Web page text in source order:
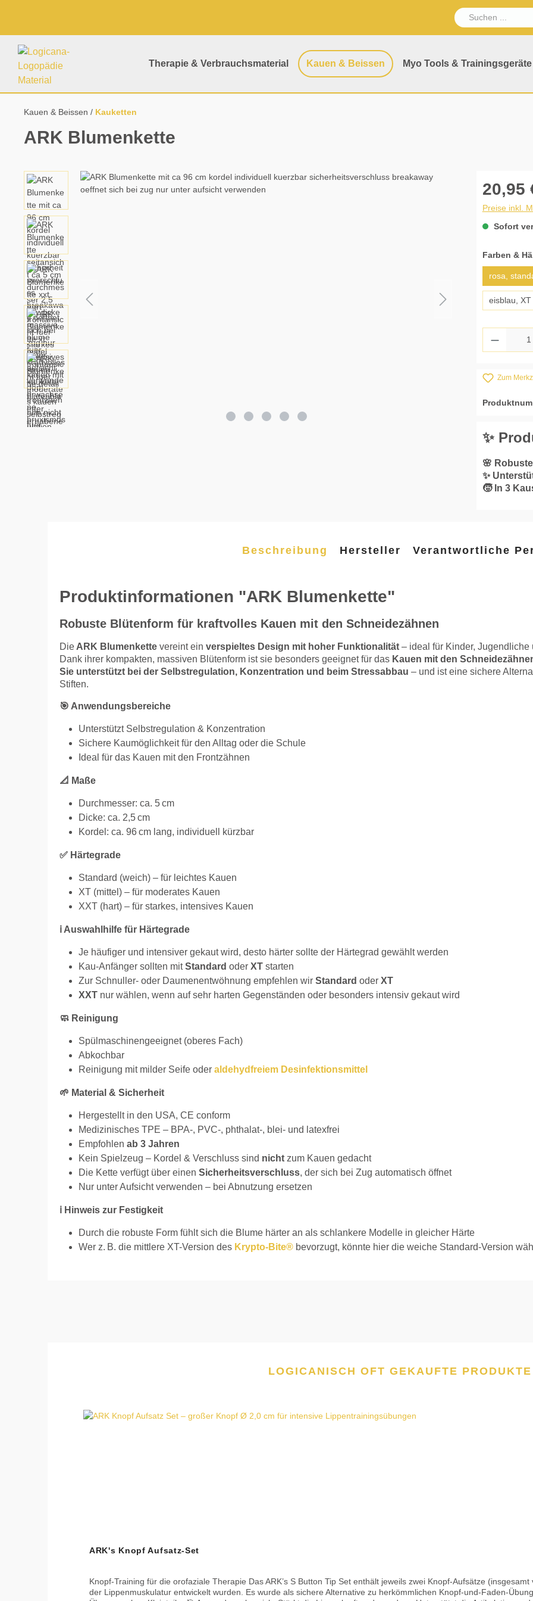
Therapie & Verbrauchsmaterial Kauen & Beissen Myo Tools & Trainingsgeräte
Kauen & Beissen Kauketten
ARK Blumenkette
Bildergalerie überspringen
20,95
Preise inkl.
Sofort
Farben &
rosa,
eisblau, XT
Zum
✨
🌸
✨
🧒 In 3
Beschreibung Hersteller Verantwortliche
Produktinformationen "ARK Blumenkette"
Robuste Blütenform für kraftvolles Kauen mit den Schneidezähnen
Die ARK Blumenkette vereint ein verspieltes Design mit hoher Funktionalität – ideal für Kinder,
Dank ihrer kompakten, massiven Blütenform ist sie besonders geeignet für das Kauen mit den
Sie unterstützt bei der Selbstregulation, Konzentration und beim Stressabbau – und ist eine sichere
Stiften.
🎯 Anwendungsbereiche
Unterstützt Selbstregulation & Konzentration
Sichere Kaumöglichkeit für den Alltag oder die Schule
Ideal für das Kauen mit den Frontzähnen
📐 Maße
Durchmesser: ca. 5 cm
Dicke: ca. 2,5 cm
Kordel: ca. 96 cm lang, individuell kürzbar
✅ Härtegrade
Standard (weich) – für leichtes Kauen
XT (mittel) – für moderates Kauen
XXT (hart) – für starkes, intensives Kauen
ℹ️ Auswahlhilfe für Härtegrade
Je häufiger und intensiver gekaut wird, desto härter sollte der Härtegrad gewählt werden
Kau-Anfänger sollten mitStandard oder XT starten
Zur Schnuller- oder Daumenentwöhnung empfehlen wir Standard oder XT
XXT nur wählen, wenn auf sehr harten Gegenständen oder besonders intensiv gekaut wird
🧼 Reinigung
Spülmaschinengeeignet (oberes Fach)
Abkochbar
Reinigung mit milder Seife oder aldehydfreiem Desinfektionsmittel
🌱 Material & Sicherheit
Hergestellt in den USA, CE conform
Medizinisches TPE – BPA-, PVC-, phthalat-, blei- und latexfrei
Empfohlen ab 3 Jahren
Kein Spielzeug – Kordel & Verschluss sind nicht zum Kauen gedacht
Die Kette verfügt über einen Sicherheitsverschluss, der sich bei Zug automatisch öffnet
Nur unter Aufsicht verwenden – bei Abnutzung ersetzen
ℹ️ Hinweis zur Festigkeit
Durch die robuste Form fühlt sich die Blume härter an als schlankere Modelle in gleicher Härte
Wer z. B. die mittlere XT-Version des Krypto-Bite® bevorzugt, könnte hier die weiche Standard-Version
LOGICANISCH OFT GEKAUFTE PRODUKTE
Produktgalerie überspringen
ARK's Knopf Aufsatz-Set
Knopf-Training für die orofaziale Therapie Das ARK’s S Button Tip Set enthält jeweils zwei Knopf-Aufsätze (insgesamt vier Größen), die für ein progressives Training
der Lippenmuskulatur entwickelt wurden. Es wurde als sichere Alternative zu herkömmlichen Knopf-und-Faden-